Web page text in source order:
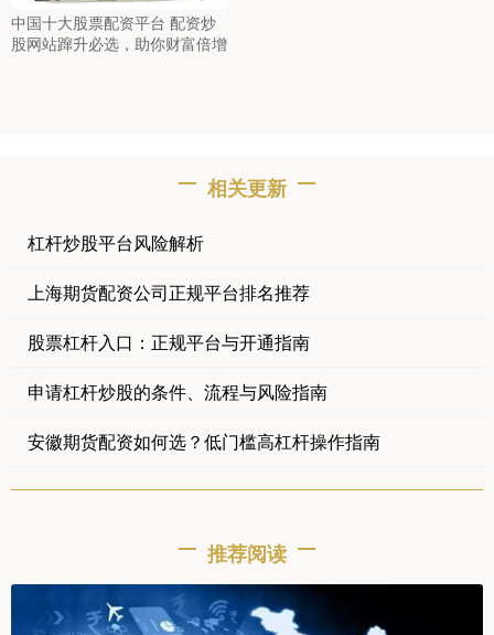
中国十大股票配资平台 配资炒
股网站蹿升必选，助你财富倍增
相关更新
杠杆炒股平台风险解析
上海期货配资公司正规平台排名推荐
股票杠杆入口：正规平台与开通指南
申请杠杆炒股的条件、流程与风险指南
安徽期货配资如何选？低门槛高杠杆操作指南
推荐阅读